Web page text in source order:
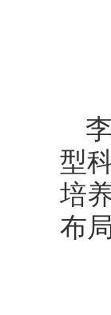
型
培
布